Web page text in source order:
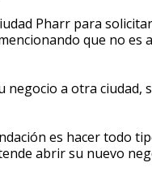
Pharr para
que no es
a otra ciudad,
es hacer todo
abrir su nuevo